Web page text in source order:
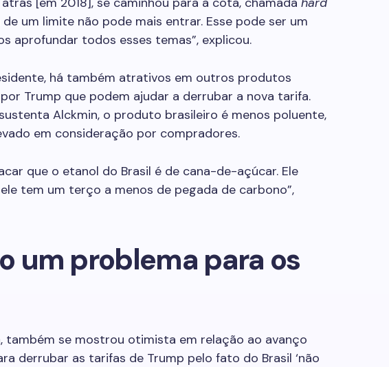
um limite não pode mais entrar. Esse pode ser um
aprofundar todos esses temas”, explicou.
há também atrativos em outros produtos
Trump que podem ajudar a derrubar a nova tarifa.
Alckmin, o produto brasileiro é menos poluente,
em consideração por compradores.
que o etanol do Brasil é de cana-de-açúcar. Ele
tem um terço a menos de pegada de carbono”,
um problema para os
também se mostrou otimista em relação ao avanço
derrubar as tarifas de Trump pelo fato do Brasil ‘não